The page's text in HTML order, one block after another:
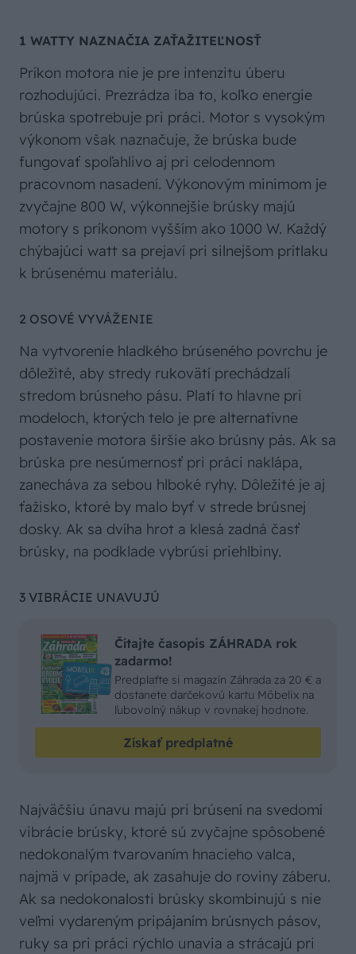
1 WATTY NAZNAČIA ZAŤAŽITEĽNOSŤ
Príkon motora nie je pre intenzitu úberu
rozhodujúci. Prezrádza iba to, koľko energie
brúska spotrebuje pri práci. Motor s vysokým
výkonom však naznačuje, že brúska bude
fungovať spoľahlivo aj pri celodennom
pracovnom nasadení. Výkonovým minimom je
zvyčajne 800 W, výkonnejšie brúsky majú
motory s príkonom vyšším ako 1000 W. Každý
chýbajúci watt sa prejaví pri silnejšom prítlaku
k brúsenému materiálu.
2 OSOVÉ VYVÁŽENIE
Na vytvorenie hladkého brúseného povrchu je
dôležité, aby stredy rukovätí prechádzali
stredom brúsneho pásu. Platí to hlavne pri
modeloch, ktorých telo je pre alternatívne
postavenie motora širšie ako brúsny pás. Ak sa
brúska pre nesúmernosť pri práci naklápa,
zanecháva za sebou hlboké ryhy. Dôležité je aj
ťažisko, ktoré by malo byť v strede brúsnej
dosky. Ak sa dvíha hrot a klesá zadná časť
brúsky, na podklade vybrúsi priehlbiny.
3 VIBRÁCIE UNAVUJÚ
Čítajte časopis ZÁHRADA rok
zadarmo!
Predplaťte si magazín Záhrada za 20 € a
dostanete darčekovú kartu Möbelix na
ľubovolný nákup v rovnakej hodnote.
Získať predplatné
Najväčšiu únavu majú pri brúsení na svedomí
vibrácie brúsky, ktoré sú zvyčajne spôsobené
nedokonalým tvarovaním hnacieho valca,
najmä v prípade, ak zasahuje do roviny záberu.
Ak sa nedokonalosti brúsky skombinujú s nie
veľmi vydareným pripájaním brúsnych pásov,
ruky sa pri práci rýchlo unavia a strácajú pri